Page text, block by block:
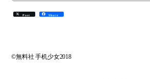
Post Share
©無料社 手机少女2018